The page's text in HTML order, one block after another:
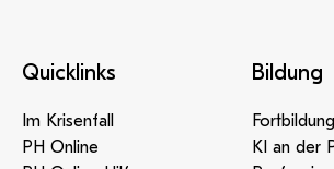
Quicklinks
Im Krisenfall
PH Online
Bildung
KI an der